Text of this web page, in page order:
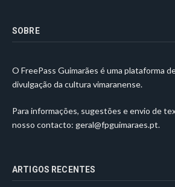
SOBRE
O FreePass Guimarães é uma plataforma
divulgação da cultura vimaranense.
Para informações, sugestões e envio de
nosso contacto: geral@fpguimaraes.pt.
ARTIGOS RECENTES